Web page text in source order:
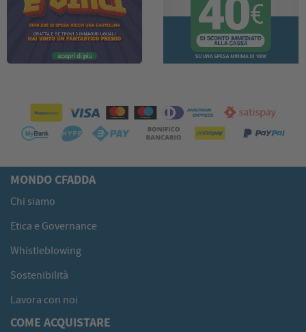
MONDO CFADDA
Chi siamo
Etica e Governance
Whistleblowing
Sostenibilità
Lavora con noi
COME ACQUISTARE